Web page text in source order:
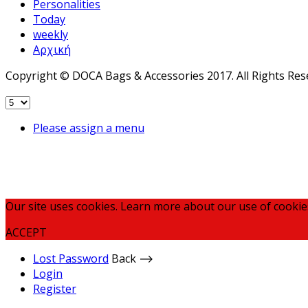
Personalities
Today
weekly
Αρχική
Copyright © DOCA Bags & Accessories 2017. All Rights
Please assign a menu
Our site uses cookies. Learn more about our use of
ACCEPT
Lost Password Back ⟶
Login
Register